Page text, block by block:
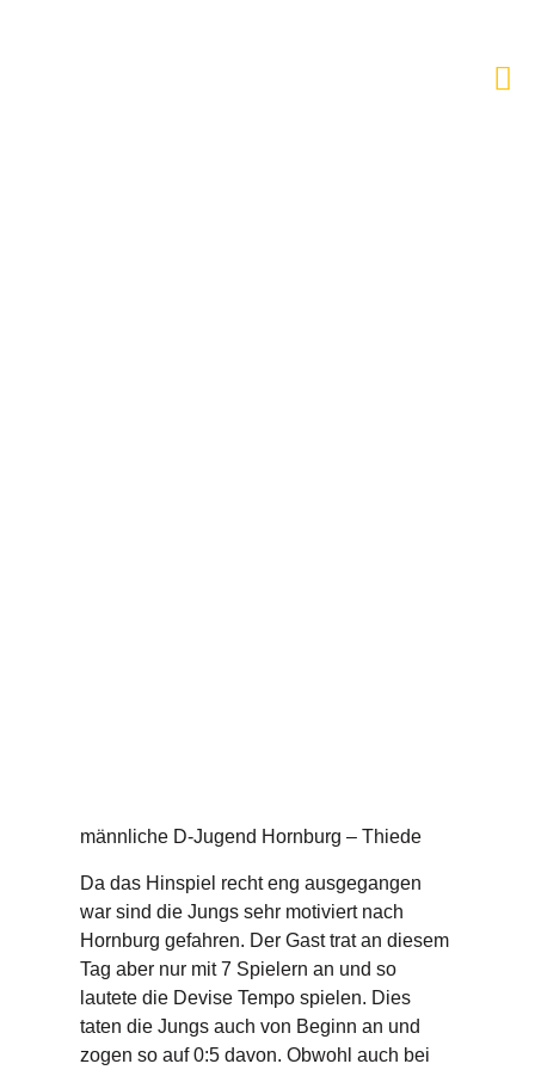
männliche D-Jugend Hornburg – Thiede
Da das Hinspiel recht eng ausgegangen
warsind die Jungs sehr motiviert nach
Hornburg gefahren. Der Gast trat an diesem
Tag aber nur mit 7 Spielern an und so
lautete die Devise Tempo spielen. Dies
taten die Jungs auch von Beginn an und
zogen so auf 0:5 davon. Obwohl auch bei